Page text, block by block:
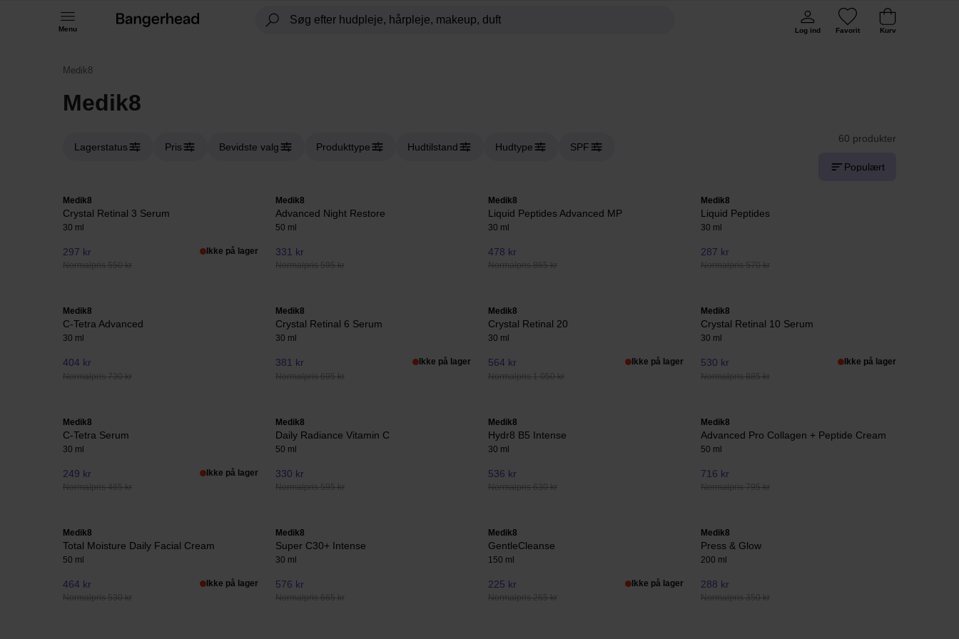
Menu Log ind Favorit Kurv
Medik8
Medik8
Lagerstatus Pris Bevidste valg Produkttype Hudtilstand Hudtype SPF
60 produkter
Populært
Medik8
Crystal Retinal 3 Serum
30 ml
297 kr
Normalpris 550 kr
Ikke på lager
Medik8
Advanced Night Restore
50 ml
331 kr
Normalpris 595 kr
Medik8
Liquid Peptides Advanced MP
30 ml
478 kr
Normalpris 865 kr
Medik8
Liquid Peptides
30 ml
287 kr
Normalpris 570 kr
Medik8
C-Tetra Advanced
30 ml
404 kr
Normalpris 730 kr
Medik8
Crystal Retinal 6 Serum
30 ml
381 kr
Normalpris 695 kr
Ikke på lager
Medik8
Crystal Retinal 20
30 ml
564 kr
Normalpris 1 050 kr
Ikke på lager
Medik8
Crystal Retinal 10 Serum
30 ml
530 kr
Normalpris 885 kr
Ikke på lager
Medik8
C-Tetra Serum
30 ml
249 kr
Normalpris 465 kr
Ikke på lager
Medik8
Daily Radiance Vitamin C
50 ml
330 kr
Normalpris 595 kr
Medik8
Hydr8 B5 Intense
30 ml
536 kr
Normalpris 630 kr
Medik8
Advanced Pro Collagen + Peptide Cream
50 ml
716 kr
Normalpris 795 kr
Medik8
Total Moisture Daily Facial Cream
50 ml
464 kr
Normalpris 530 kr
Ikke på lager
Medik8
Super C30+ Intense
30 ml
576 kr
Normalpris 665 kr
Medik8
GentleCleanse
150 ml
225 kr
Normalpris 265 kr
Ikke på lager
Medik8
Press & Glow
200 ml
288 kr
Normalpris 350 kr